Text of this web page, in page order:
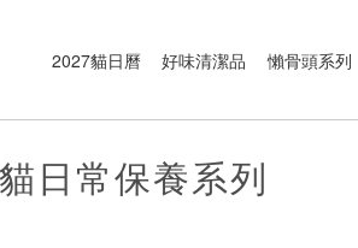
2027貓日曆 好味清潔品 懶骨頭系列
日常保養系列